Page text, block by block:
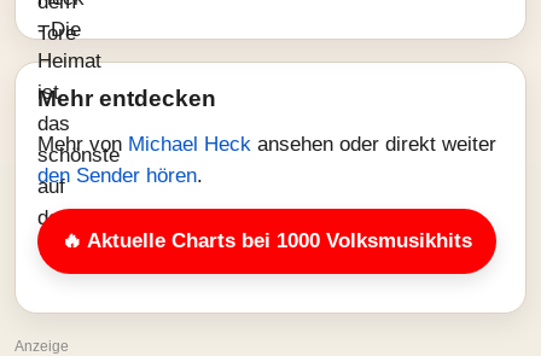
Mehr entdecken
Mehr von Michael Heck ansehen oder direkt weiter
den Sender hören.
🔥 Aktuelle Charts bei 1000 Volksmusikhits
Anzeige